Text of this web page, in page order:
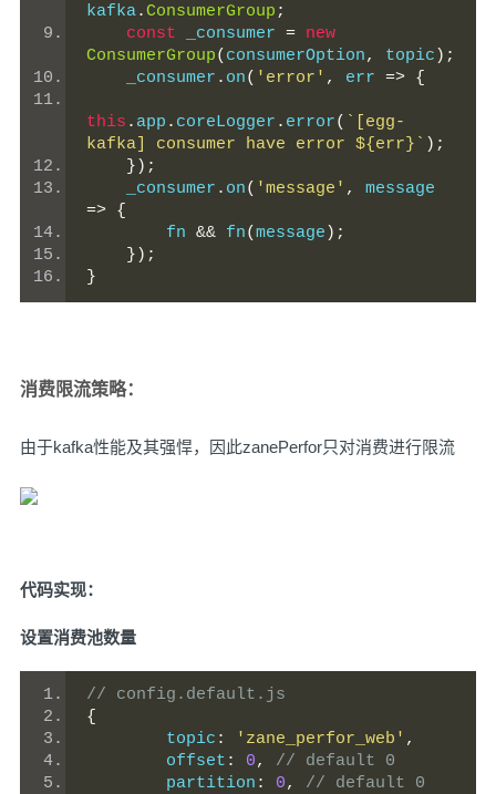
kafka.ConsumerGroup ;
const _consumer = new
ConsumerGroup( consumerOption, topic );
    _consumer
. on( 'error' , err => {
this . app . coreLogger . error( `[egg-
kafka] consumer have error ${err}` );
});
    _consumer
. on( 'message' ,
=> {
        fn
&& fn(message );
});
}
消费限流策略：
由于kafka性能及其强悍，因此zanePerfor只对消费进行限流
代码实现：
设置消费池数量
// config.default.js
{
	topic
: 'zane_perfor_web' ,
	offset
: 0,
// default 0
	partition
: 0,
// default 0